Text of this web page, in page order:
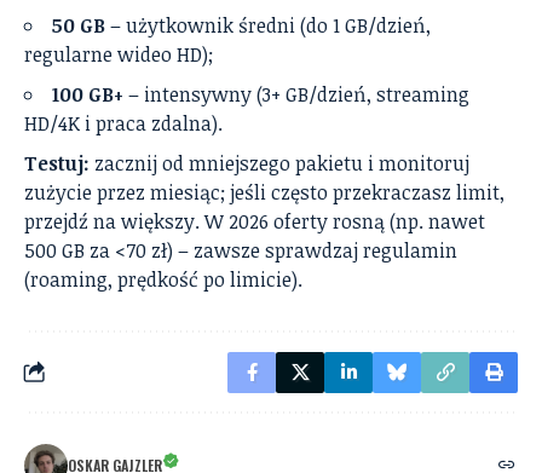
50 GB– użytkownik średni (do 1 GB/dzień,
regularne wideo HD);
100 GB+ – intensywny (3+ GB/dzień, streaming
HD/4K i praca zdalna).
Testuj: zacznij od mniejszego pakietu i monitoruj
zużycie przez miesiąc; jeśli często przekraczasz limit,
przejdź na większy. W 2026 oferty rosną (np. nawet
500 GB za <70 zł) – zawsze sprawdzaj regulamin
(roaming, prędkość po limicie).
OSKAR GAJZLER